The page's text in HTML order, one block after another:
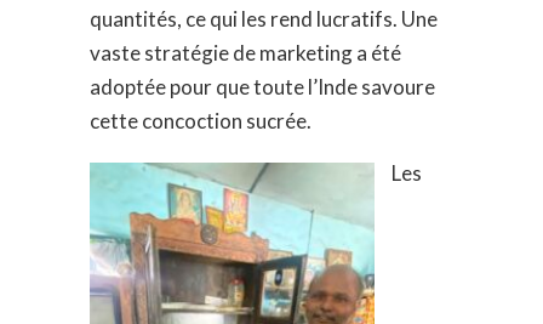
quantités, ce qui les rend lucratifs. Une
vaste stratégie de marketing a été
adoptée pour que toute l’Inde savoure
cette concoction sucrée.
Les